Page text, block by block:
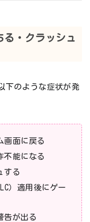
る・クラッシュ
下のような症状が発
画面に戻る
不能になる
する
）適用後にゲー
告が出る